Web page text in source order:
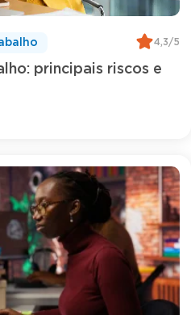
principais riscos e
4,3/5